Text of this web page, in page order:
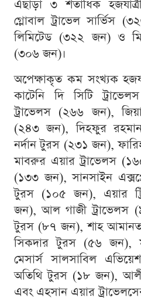
এছাড়া ৩ শতাধিক
গ্লোবাল ট্রাভেল সার্ভিস
লিমিটেড (৩২২ জন) ও
(৩০৬ জন)।
অপেক্ষাকৃত কম সংখ্যক
কাটেনি দি সিটি
ট্রাভেলস (২৬৬ জন),
(২৪৩ জন), দিহফুর
নর্দান টুরস (২৩১ জন),
মাবরুর এয়ার ট্রাভেলস
(১৩৩ জন), সানসাইন
টুরস (১০৫ জন), এয়ার
জন), আল গাজী ট্রাভেলস
টুরস (৮৭ জন), শাহ
সিকদার টুরস (৫৬ জন),
মেসার্স সালসাবিল
অতিথি টুরস (১৮ জন),
এবং এহসান এয়ার